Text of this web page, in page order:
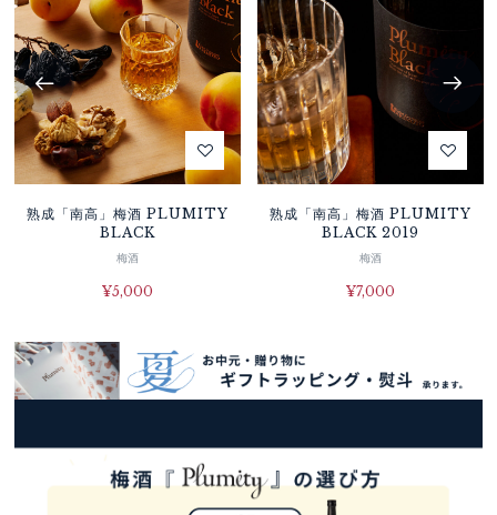
熟成「南高」梅酒 PLUMITY
BLACK
梅酒
¥5,000
熟成「南高」梅酒 PLUMITY
BLACK 2019
梅酒
¥7,000